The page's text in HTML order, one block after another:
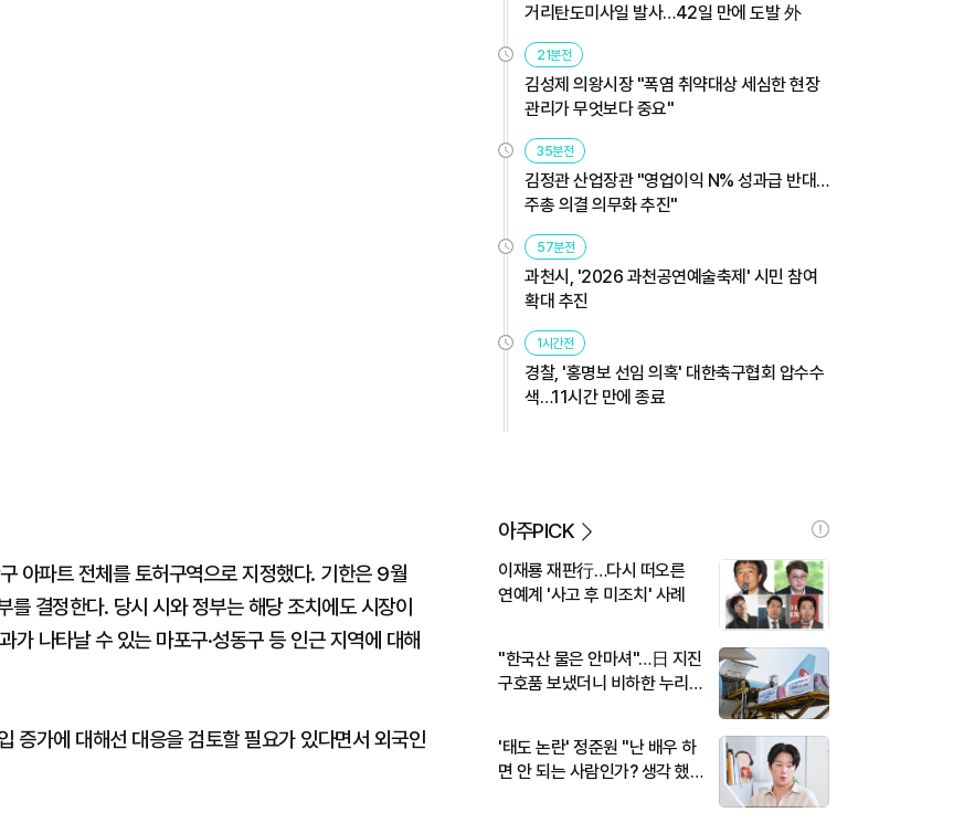
아파트 전체를 토허구역으로 지정했다. 기한은 9월
결정한다. 당시 시와 정부는 해당 조치에도 시장이
나타날 수 있는 마포구·성동구 등 인근 지역에 대해
증가에 대해선 대응을 검토할 필요가 있다면서 외국인
거리탄도미사일 발사…42일 만에 도발 外
21분전
김성제 의왕시장 "폭염 취약대상 세심한 현장
관리가 무엇보다 중요"
35분전
김정관 산업장관 "영업이익 N% 성과급 반대…
주총 의결 의무화 추진"
57분전
과천시, '2026 과천공연예술축제' 시민 참여
확대 추진
1시간전
경찰, '홍명보 선임 의혹' 대한축구협회 압수수
색…11시간 만에 종료
아주PICK
이재룡 재판行…다시 떠오른
연예계 '사고 후 미조치' 사례
"한국산 물은 안마셔"…日 지진
구호품 보냈더니 비하한 누리
'태도 논란' 정준원 "난 배우 하
면 안 되는 사람인가? 생각 했